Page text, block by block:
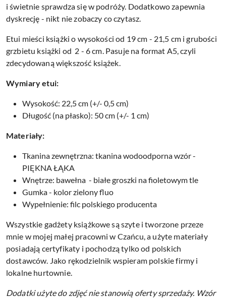
i świetnie sprawdza się w podróży. Dodatkowo zapewnia
dyskrecję - nikt nie zobaczy co czytasz.
Etui mieści książki o wysokości od 19 cm - 21,5 cm i grubości
grzbietu książki od 2 - 6 cm. Pasuje na format A5, czyli
zdecydowaną większość książek.
Wymiary etui:
Wysokość: 22,5 cm (+/- 0,5 cm)
Długość (na płasko): 50 cm (+/- 1 cm)
Materiały:
Tkanina zewnętrzna: tkanina wodoodporna wzór -
PIĘKNA ŁĄKA
Wnętrze: bawełna - białe groszki na fioletowym tle
Gumka - kolor zielony fluo
Wypełnienie: filc polskiego producenta
Wszystkie gadżety książkowe są szyte i tworzone przeze
mnie w mojej małej pracowni w Czańcu, a użyte materiały
posiadają certyfikaty i pochodzą tylko od polskich
dostawców. Jako rękodzielnik wspieram polskie firmy i
lokalne hurtownie.
Dodatki użyte do zdjęć nie stanowią oferty sprzedaży. Wzór